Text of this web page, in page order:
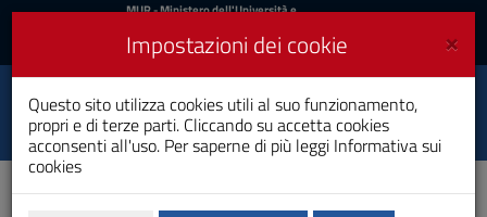
Vai
al
MIUR
Accedi
MUR- Ministero dell'Università e
Accedi UniCA News
Toggle
navigation
Università degli
Studi di Cagliari
×
Impostazioni dei cookie
Questo sito utilizza cookies utili al suo funzionamento,
propri e di terze parti. Cliccando su accetta cookies
acconsenti all'uso. Per saperne di più leggi Informativa sui
cookies